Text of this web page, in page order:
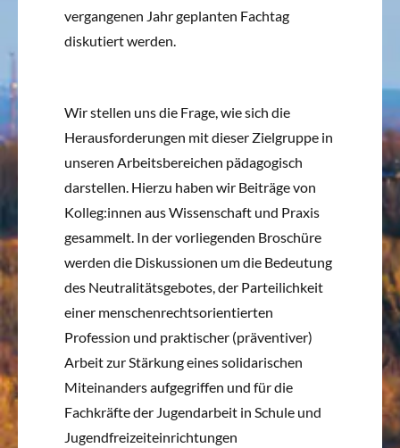
vergangenen Jahr geplanten Fachtag
diskutiert werden.
Wir stellen uns die Frage, wie sich die
Herausforderungen mit dieser Zielgruppe in
unseren Arbeitsbereichen pädagogisch
darstellen. Hierzu haben wir Beiträge von
Kolleg:innen aus Wissenschaft und Praxis
gesammelt. In der vorliegenden Broschüre
werden die Diskussionen um die Bedeutung
des Neutralitätsgebotes, der Parteilichkeit
einer menschenrechtsorientierten
Profession und praktischer (präventiver)
Arbeit zur Stärkung eines solidarischen
Miteinanders aufgegriffen und für die
Fachkräfte der Jugendarbeit in Schule und
Jugendfreizeiteinrichtungen